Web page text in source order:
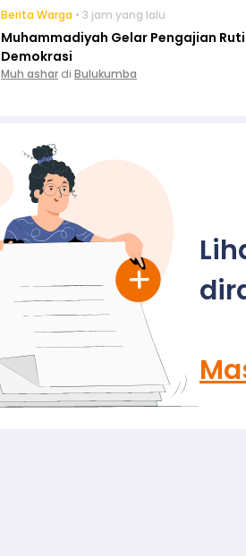
Berita Warga • 3 jam yang lalu
Muhammadiyah Gelar Pengajian
Demokrasi
Muh ashar di Bulukumba